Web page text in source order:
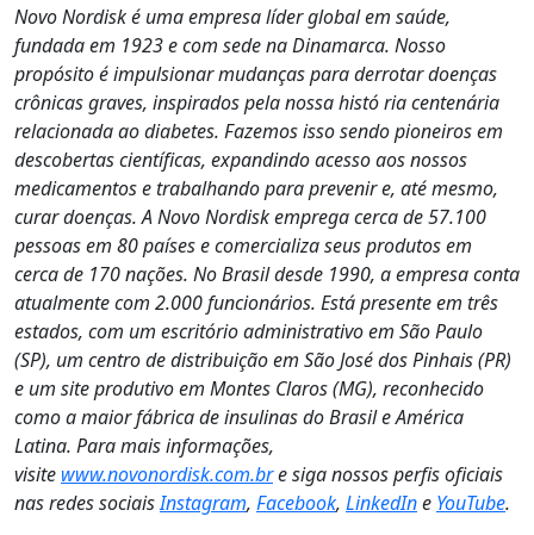
Novo Nordisk é uma empresa líder global em saúde,
fundada em 1923 e com sede na Dinamarca. Nosso
propósito é impulsionar mudanças para derrotar doenças
crônicas graves, inspirados pela nossa histó ria centenária
relacionada ao diabetes. Fazemos isso sendo pioneiros em
descobertas científicas, expandindo acesso aos nossos
medicamentos e trabalhando para prevenir e, até mesmo,
curar doenças. A Novo Nordisk emprega cerca de 57.100
pessoas em 80 países e comercializa seus produtos em
cerca de 170 nações. No Brasil desde 1990, a empresa conta
atualmente com 2.000 funcionários. Está presente em três
estados, com um escritório administrativo em São Paulo
(SP), um centro de distribuição em São José dos Pinhais (PR)
e um site produtivo em Montes Claros (MG), reconhecido
como a maior fábrica de insulinas do Brasil e América
Latina. Para mais informações,
visite www.novonordisk.com.bre siga nossos perfis oficiais
nas redes sociaisInstagram, Facebook, LinkedIne YouTube.